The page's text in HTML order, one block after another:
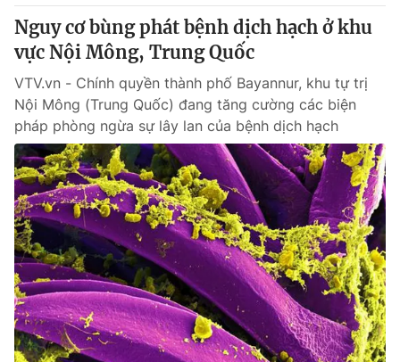
Nguy cơ bùng phát bệnh dịch hạch ở khu
vực Nội Mông, Trung Quốc
VTV.vn - Chính quyền thành phố Bayannur, khu tự trị
Nội Mông (Trung Quốc) đang tăng cường các biện
pháp phòng ngừa sự lây lan của bệnh dịch hạch